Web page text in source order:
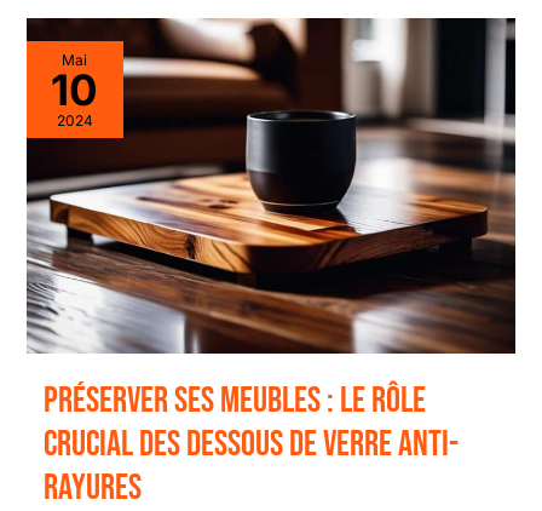
Mai
10
2024
Préserver ses meubles : le rôle
crucial des dessous de verre anti-
rayures